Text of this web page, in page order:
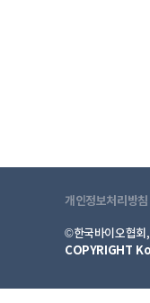
개인정보처리방침
©한국바이오협회
COPYRIGHT